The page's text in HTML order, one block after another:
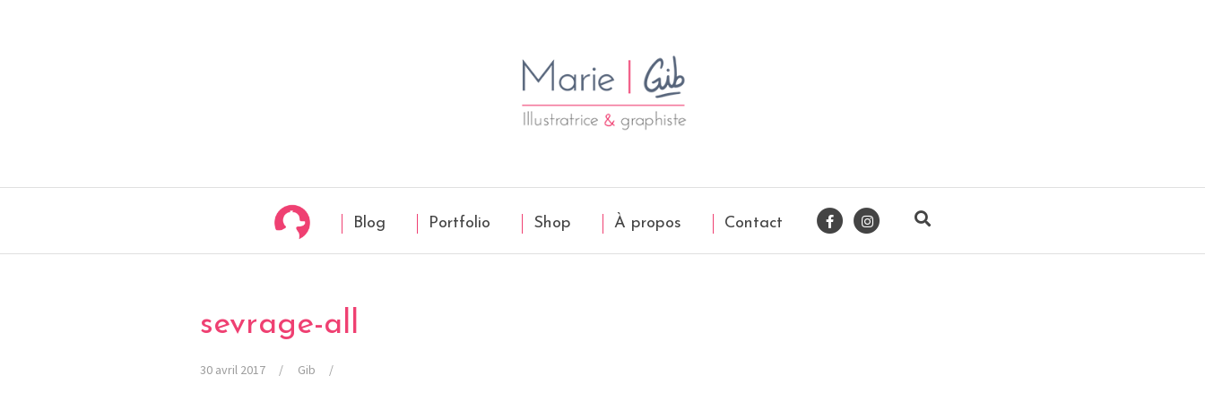
Blog Portfolio Shop À propos Contact
sevrage-all
30 avril 2017 Gib